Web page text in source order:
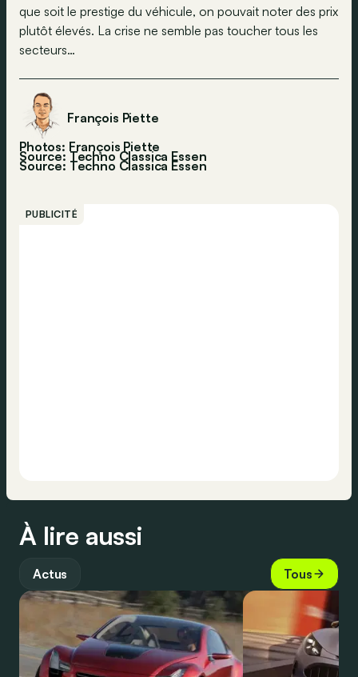
que soit le prestige du véhicule, on pouvait noter des prix
plutôt élevés. La crise ne semble pas toucher tous les
secteurs…
François Piette
Photos: François Piette
Source: Techno Classica Essen
Source: Techno Classica Essen
PUBLICITÉ
À lire aussi
Actus Tous